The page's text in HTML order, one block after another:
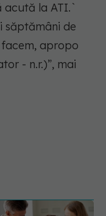
acută la ATI.`
săptămâni de
apropo
- n.r.)”, mai